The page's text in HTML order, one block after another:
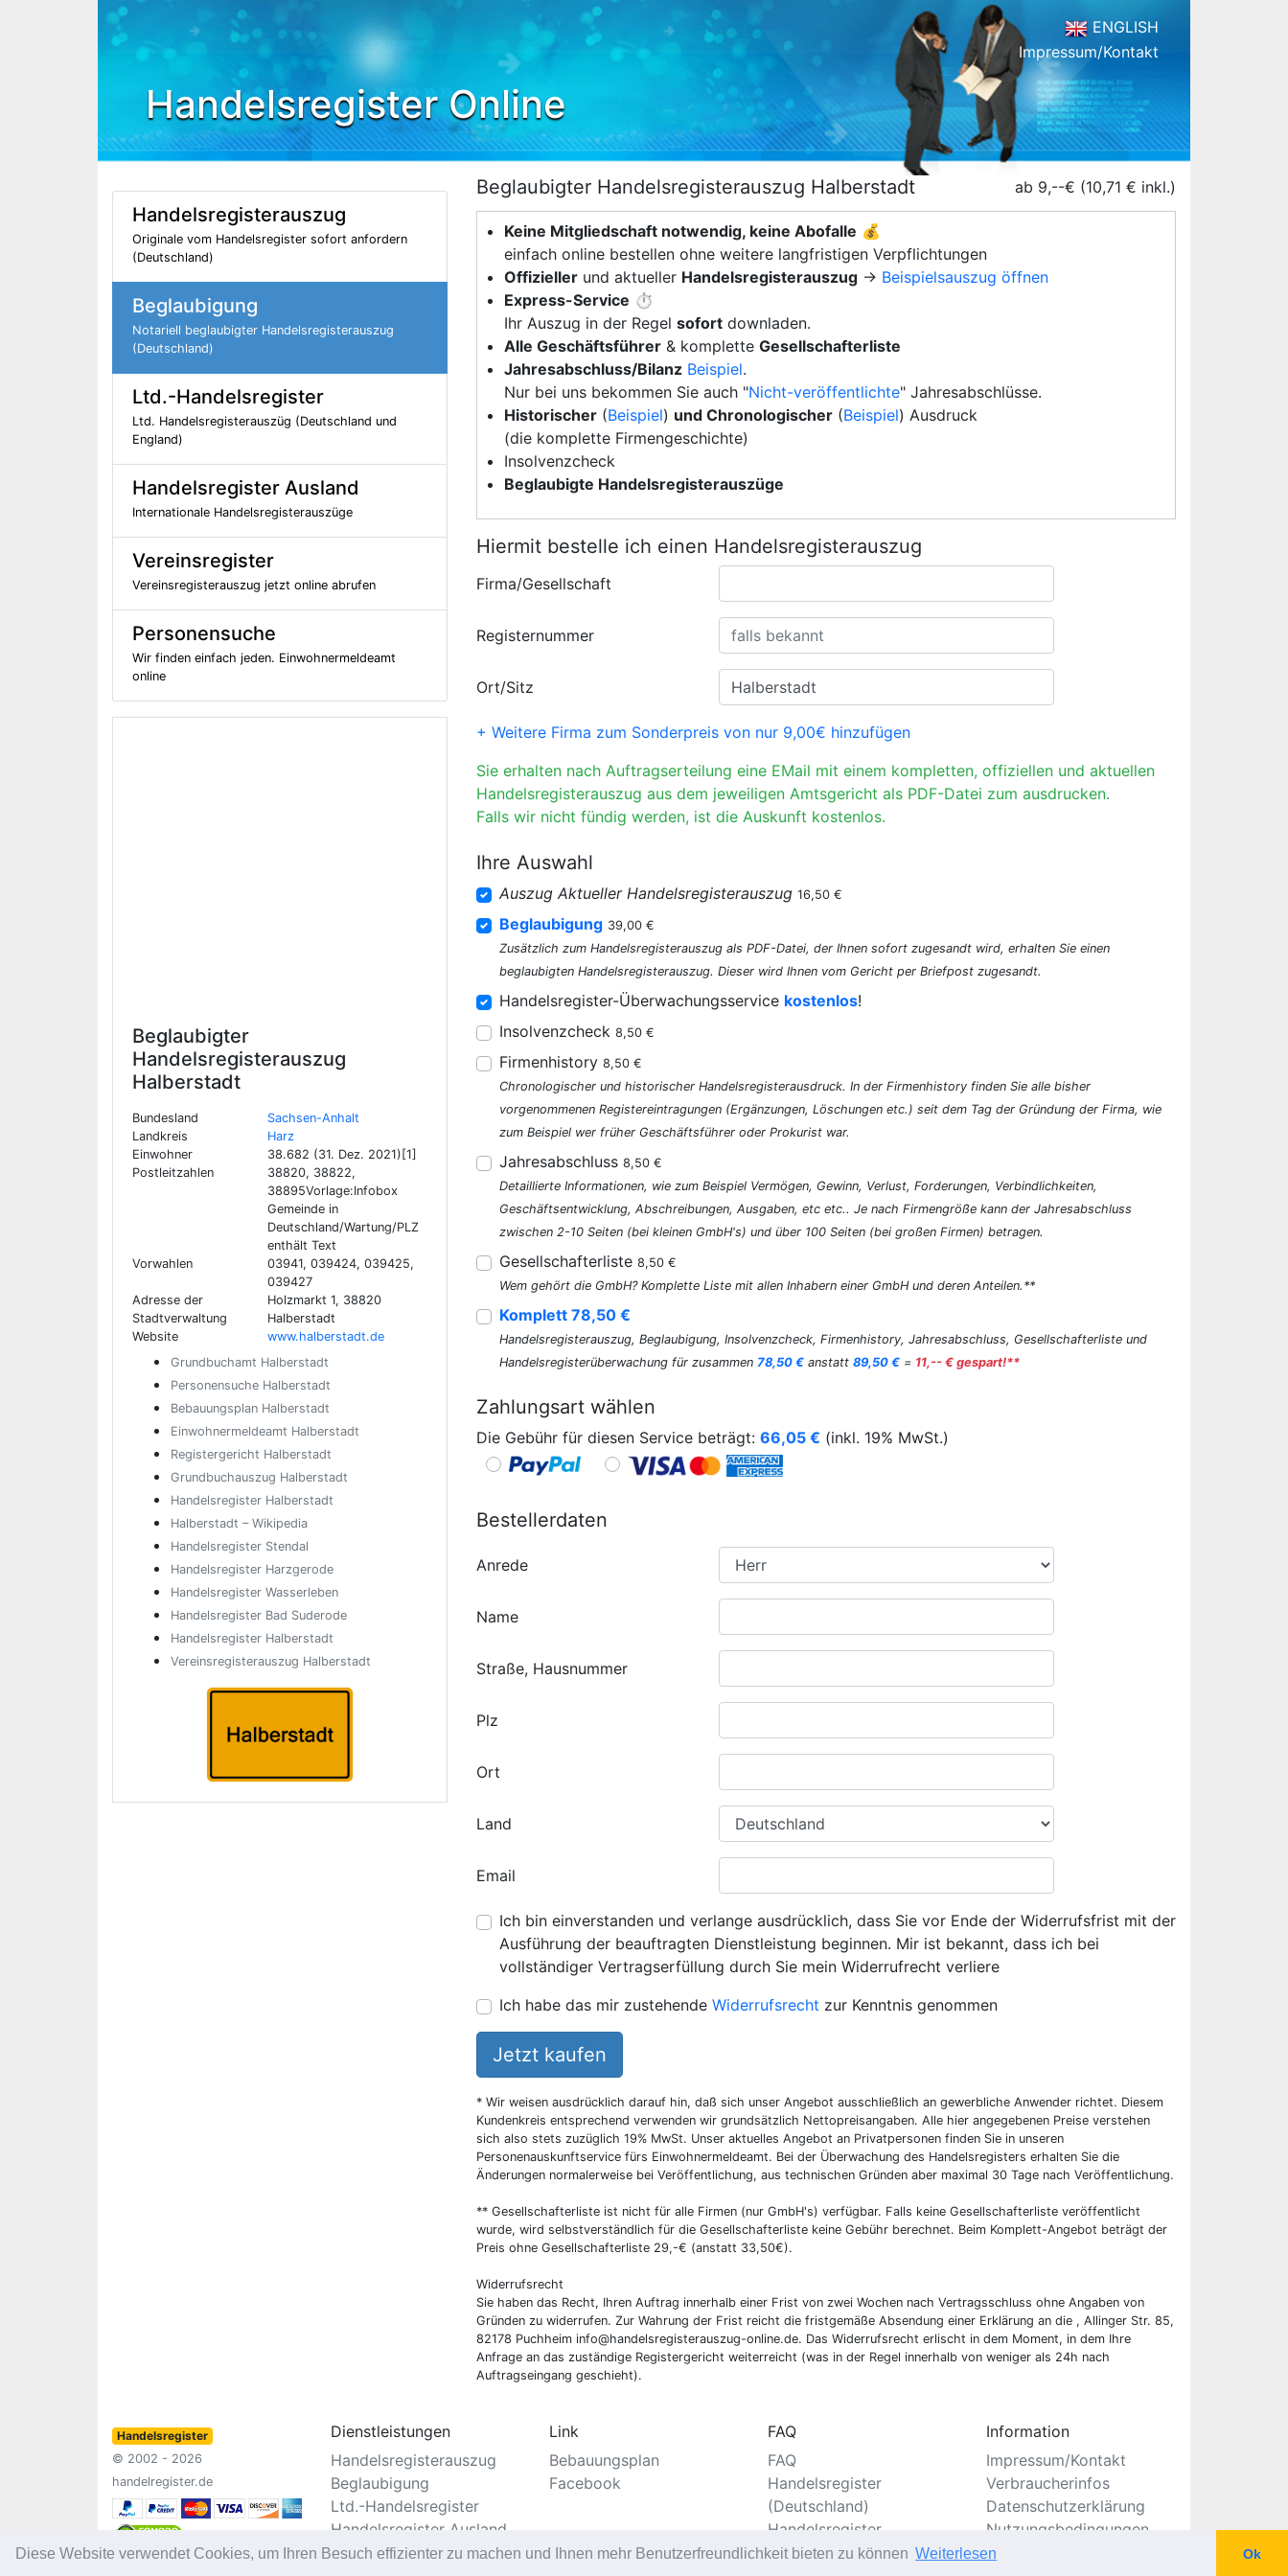
Diese Website verwendet Cookies, um Ihren Besuch effizienter zu machen und Ihnen mehr Benutzerfreundlichkeit bieten zu können Weiterlesen Ok
Handelsregister Online
ENGLISH
Impressum/Kontakt
Handelsregisterauszug
Originale vom Handelsregister sofort anfordern
(Deutschland)
Beglaubigung
Notariell beglaubigter Handelsregisterauszug
(Deutschland)
Ltd.-Handelsregister
Ltd. Handelsregisterauszüg (Deutschland und
England)
Handelsregister Ausland
Internationale Handelsregisterauszüge
Vereinsregister
Vereinsregisterauszug jetzt online abrufen
Personensuche
Wir finden einfach jeden. Einwohnermeldeamt
online
Beglaubigter
Handelsregisterauszug
Halberstadt
Bundesland
Sachsen-Anhalt
Landkreis
Harz
Einwohner
38.682 (31. Dez. 2021)[1]
Postleitzahlen
38820, 38822,
38895Vorlage:Infobox
Gemeinde in
Deutschland/Wartung/PLZ
enthält Text
Vorwahlen
03941, 039424, 039425,
039427
Adresse der
Stadtverwaltung
Holzmarkt 1, 38820
Halberstadt
Website
www.halberstadt.de
Grundbuchamt Halberstadt
Personensuche Halberstadt
Bebauungsplan Halberstadt
Einwohnermeldeamt Halberstadt
Registergericht Halberstadt
Grundbuchauszug Halberstadt
Handelsregister Halberstadt
Halberstadt – Wikipedia
Handelsregister Stendal
Handelsregister Harzgerode
Handelsregister Wasserleben
Handelsregister Bad Suderode
Handelsregister Halberstadt
Vereinsregisterauszug Halberstadt
Beglaubigter Handelsregisterauszug Halberstadt ab 9,--€ (10,71 € inkl.)
Keine Mitgliedschaft notwendig, keine Abofalle 💰
einfach online bestellen ohne weitere langfristigen Verpflichtungen
Offizieller und aktueller Handelsregisterauszug → Beispielsauszug öffnen
Express-Service ⏱️
Ihr Auszug in der Regel sofort downladen.
Alle Geschäftsführer & komplette Gesellschafterliste
Jahresabschluss/Bilanz Beispiel.
Nur bei uns bekommen Sie auch "Nicht-veröffentlichte" Jahresabschlüsse.
Historischer (Beispiel) und Chronologischer (Beispiel) Ausdruck
(die komplette Firmengeschichte)
Insolvenzcheck
Beglaubigte Handelsregisterauszüge
Hiermit bestelle ich einen Handelsregisterauszug
Firma/Gesellschaft
Registernummer
Ort/Sitz
+ Weitere Firma zum Sonderpreis von nur 9,00€ hinzufügen
Sie erhalten nach Auftragserteilung eine EMail mit einem kompletten, offiziellen und aktuellen
Handelsregisterauszug aus dem jeweiligen Amtsgericht als PDF-Datei zum ausdrucken.
Falls wir nicht fündig werden, ist die Auskunft kostenlos.
Ihre Auswahl
Auszug Aktueller Handelsregisterauszug 16,50 €
Beglaubigung 39,00 €
Zusätzlich zum Handelsregisterauszug als PDF-Datei, der Ihnen sofort zugesandt wird, erhalten Sie einen
beglaubigten Handelsregisterauszug. Dieser wird Ihnen vom Gericht per Briefpost zugesandt.
Handelsregister-Überwachungsservice kostenlos!
Insolvenzcheck 8,50 €
Firmenhistory 8,50 €
Chronologischer und historischer Handelsregisterausdruck. In der Firmenhistory finden Sie alle bisher
vorgenommenen Registereintragungen (Ergänzungen, Löschungen etc.) seit dem Tag der Gründung der Firma, wie
zum Beispiel wer früher Geschäftsführer oder Prokurist war.
Jahresabschluss 8,50 €
Detaillierte Informationen, wie zum Beispiel Vermögen, Gewinn, Verlust, Forderungen, Verbindlichkeiten,
Geschäftsentwicklung, Abschreibungen, Ausgaben, etc etc.. Je nach Firmengröße kann der Jahresabschluss
zwischen 2-10 Seiten (bei kleinen GmbH's) und über 100 Seiten (bei großen Firmen) betragen.
Gesellschafterliste 8,50 €
Wem gehört die GmbH? Komplette Liste mit allen Inhabern einer GmbH und deren Anteilen.**
Komplett 78,50 €
Handelsregisterauszug, Beglaubigung, Insolvenzcheck, Firmenhistory, Jahresabschluss, Gesellschafterliste und
Handelsregisterüberwachung für zusammen 78,50 € anstatt 89,50 € = 11,-- € gespart!**
Zahlungsart wählen
Die Gebühr für diesen Service beträgt: 66,05 € (inkl. 19% MwSt.)
Bestellerdaten
Anrede
Name
Straße, Hausnummer
Plz
Ort
Land
Email
Ich bin einverstanden und verlange ausdrücklich, dass Sie vor Ende der Widerrufsfrist mit der
Ausführung der beauftragten Dienstleistung beginnen. Mir ist bekannt, dass ich bei
vollständiger Vertragserfüllung durch Sie mein Widerrufrecht verliere
Ich habe das mir zustehende Widerrufsrecht zur Kenntnis genommen
Jetzt kaufen
* Wir weisen ausdrücklich darauf hin, daß sich unser Angebot ausschließlich an gewerbliche Anwender richtet. Diesem
Kundenkreis entsprechend verwenden wir grundsätzlich Nettopreisangaben. Alle hier angegebenen Preise verstehen
sich also stets zuzüglich 19% MwSt. Unser aktuelles Angebot an Privatpersonen finden Sie in unseren
Personenauskunftservice fürs Einwohnermeldeamt. Bei der Überwachung des Handelsregisters erhalten Sie die
Änderungen normalerweise bei Veröffentlichung, aus technischen Gründen aber maximal 30 Tage nach Veröffentlichung.
** Gesellschafterliste ist nicht für alle Firmen (nur GmbH's) verfügbar. Falls keine Gesellschafterliste veröffentlicht
wurde, wird selbstverständlich für die Gesellschafterliste keine Gebühr berechnet. Beim Komplett-Angebot beträgt der
Preis ohne Gesellschafterliste 29,-€ (anstatt 33,50€).
Widerrufsrecht
Sie haben das Recht, Ihren Auftrag innerhalb einer Frist von zwei Wochen nach Vertragsschluss ohne Angaben von
Gründen zu widerrufen. Zur Wahrung der Frist reicht die fristgemäße Absendung einer Erklärung an die , Allinger Str. 85,
82178 Puchheim info@handelsregisterauszug-online.de. Das Widerrufsrecht erlischt in dem Moment, in dem Ihre
Anfrage an das zuständige Registergericht weiterreicht (was in der Regel innerhalb von weniger als 24h nach
Auftragseingang geschieht).
Handelsregister
© 2002 - 2026
handelregister.de
Dienstleistungen
Handelsregisterauszug
Beglaubigung
Ltd.-Handelsregister
Handelsregister Ausland
Vereinsregister
Link
Bebauungsplan
Facebook
FAQ
FAQ
Handelsregister
(Deutschland)
Handelsregister
Information
Impressum/Kontakt
Verbraucherinfos
Datenschutzerklärung
Nutzungsbedingungen
Seitenverzeichnis